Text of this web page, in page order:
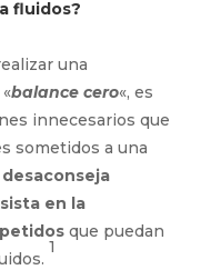
fluidos?
una
balance cero«, es
innecesarios que
sometidos a una
desaconseja
en la
que puedan
1